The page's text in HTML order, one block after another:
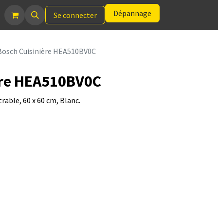
Se connecter Dépannage
Cuisinière HEA510BV0C
HEA510BV0C
60 x 60 cm, Blanc.